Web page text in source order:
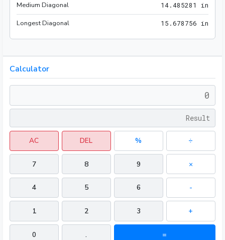
Medium Diagonal 14.485281 in
Longest Diagonal 1 5 .678756 in
Calculator
AC DEL % ÷
7 8 9 ×
4 5 6 -
1 2 3 +
0 . =